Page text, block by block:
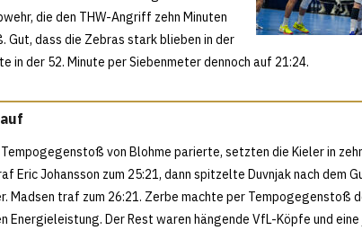
die den THW-Angriff zehn Minuten
dass die Zebras stark blieben in der
in der 52. Minute per Siebenmeter dennoch auf 21:24.
von Blohme parierte, setzten die Kieler in
Eric Johansson zum 25:21, dann spitzelte Duvnjak nach dem
Madsen traf zum 26:21. Zerbe machte per Tempogegenstoß
Energieleistung. Der Rest waren hängende VfL-Köpfe und